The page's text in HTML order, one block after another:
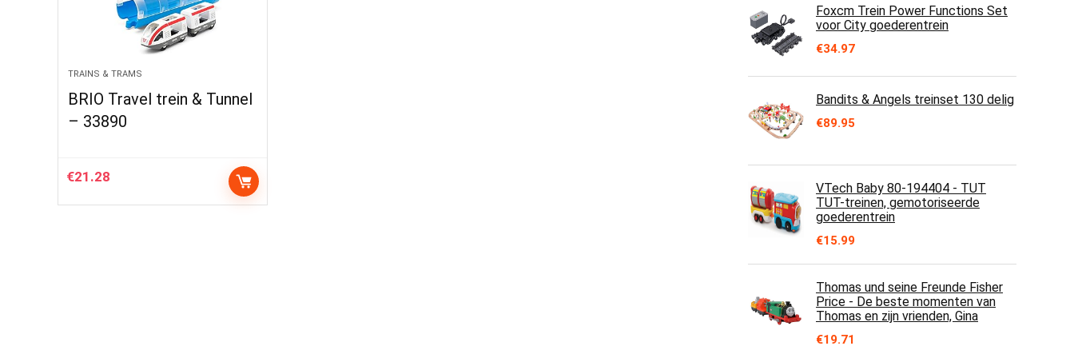
TRAINS & TRAMS
BRIO Travel trein & Tunnel
– 33890
€21.28
Foxcm Trein Power Functions Set
voor City goederentrein
€34.97
Bandits & Angels treinset 130 delig
€89.95
VTech Baby 80-194404 - TUT
TUT-treinen, gemotoriseerde
goederentrein
€15.99
Thomas und seine Freunde Fisher
Price - De beste momenten van
Thomas en zijn vrienden, Gina
€19.71